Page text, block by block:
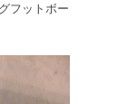
フットボー